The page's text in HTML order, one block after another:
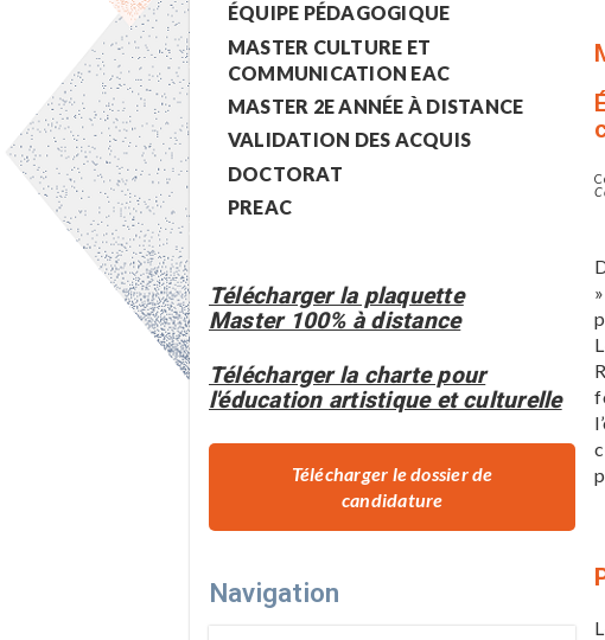
ÉQUIPE PÉDAGOGIQUE
MASTER CULTURE ET
COMMUNICATION EAC
MASTER 2E ANNÉE À DISTANCE
VALIDATION DES ACQUIS
DOCTORAT
PREAC
Télécharger la plaquette
Master 100% à distance
Télécharger la charte pour
l'éducation artistique et culturelle
Télécharger le dossier de
candidature
Navigation